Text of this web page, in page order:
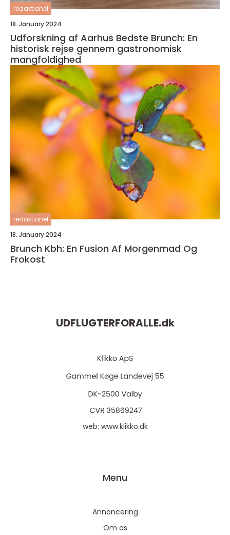
redaktionel
18. January 2024
Udforskning af Aarhus Bedste Brunch: En
historisk rejse gennem gastronomisk
mangfoldighed
redaktionel
18. January 2024
Brunch Kbh: En Fusion Af Morgenmad Og
Frokost
UDFLUGTERFORALLE.dk
web: www.klikko.dk
Menu
Annoncering
Om os